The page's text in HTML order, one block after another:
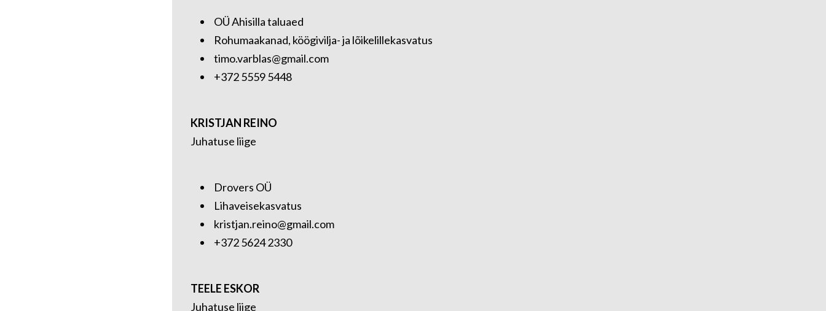
OÜ Ahisilla taluaed
Rohumaakanad, köögivilja- ja lõikelillekasvatus
timo.varblas@gmail.com
+372 5559 5448
KRISTJAN REINO
Juhatuse liige
Drovers OÜ
Lihaveisekasvatus
kristjan.reino@gmail.com
+372 5624 2330
TEELE ESKOR
Juhatuse liige